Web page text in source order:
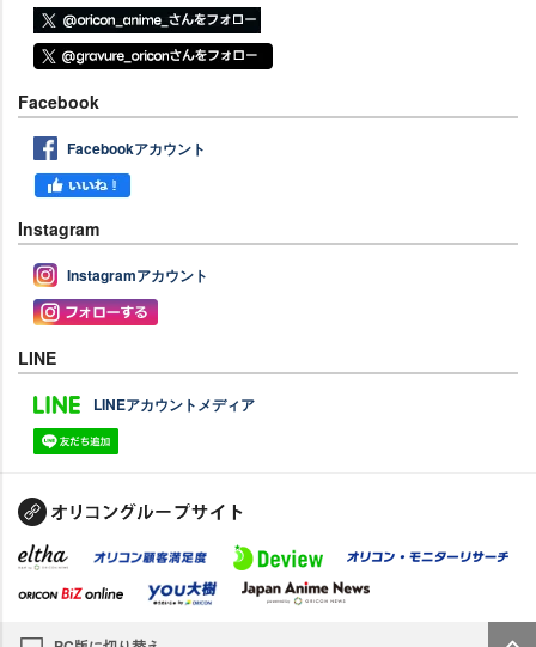
Facebook
Facebookアカウント
Instagram
Instagramアカウント
LINE
LINEアカウントメディア